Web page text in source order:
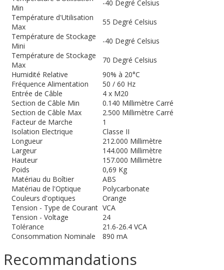
Min
-40 Degré Celsius
Température d'Utilisation
Max
55 Degré Celsius
Température de Stockage
Mini
-40 Degré Celsius
Température de Stockage
Max
70 Degré Celsius
Humidité Relative
90% à 20°C
Fréquence Alimentation
50 / 60 Hz
Entrée de Câble
4 x M20
Section de Câble Min
0.140 Millimètre Carré
Section de Câble Max
2.500 Millimètre Carré
Facteur de Marche
1
Isolation Electrique
Classe II
Longueur
212.000 Millimètre
Largeur
144.000 Millimètre
Hauteur
157.000 Millimètre
Poids
0,69 Kg
Matériau du Boîtier
ABS
Matériau de l'Optique
Polycarbonate
Couleurs d'optiques
Orange
Tension - Type de Courant VCA
Tension - Voltage
24
Tolérance
21.6-26.4 VCA
Consommation Nominale
890 mA
Recommandations